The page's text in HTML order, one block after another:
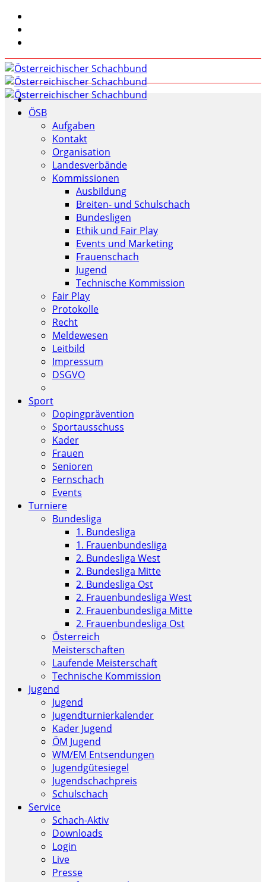
ÖSB
Aufgaben
Kontakt
Organisation
Landesverbände
Kommissionen
Ausbildung
Breiten- und Schulschach
Bundesligen
Ethik und Fair Play
Events und Marketing
Frauenschach
Jugend
Technische Kommission
Fair Play
Protokolle
Recht
Meldewesen
Leitbild
Impressum
DSGVO
Sport
Dopingprävention
Sportausschuss
Kader
Frauen
Senioren
Fernschach
Events
Turniere
Bundesliga
1. Bundesliga
1. Frauenbundesliga
2. Bundesliga West
2. Bundesliga Mitte
2. Bundesliga Ost
2. Frauenbundesliga West
2. Frauenbundesliga Mitte
2. Frauenbundesliga Ost
Österreich
Meisterschaften
Laufende Meisterschaft
Technische Kommission
Jugend
Jugend
Jugendturnierkalender
Kader Jugend
ÖM Jugend
WM/EM Entsendungen
Jugendgütesiegel
Jugendschachpreis
Schulschach
Service
Schach-Aktiv
Downloads
Login
Live
Presse